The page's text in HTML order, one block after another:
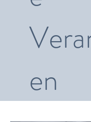
en